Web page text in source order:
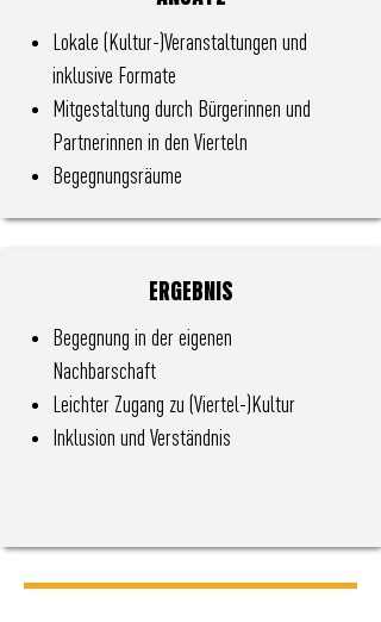
Lokale (Kultur-)Veranstaltungen und
inklusive Formate
Mitgestaltung durch Bürgerinnen und
Partnerinnen in den Vierteln
Begegnungsräume
ERGEBNIS
Begegnung in der eigenen
Nachbarschaft
Leichter Zugang zu (Viertel-)Kultur
Inklusion und Verständnis